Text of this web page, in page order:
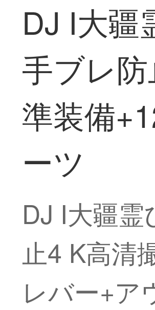
DJ I大疆
手ブレ
準装備
ーツ
DJ I大疆
止4 K高清
レバー+ア